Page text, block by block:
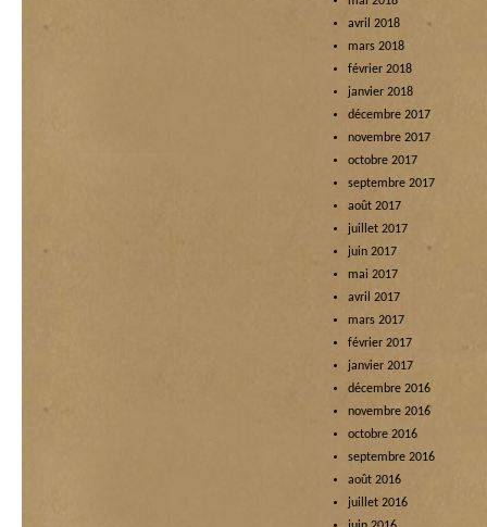
avril 2018
mars 2018
février 2018
janvier 2018
décembre 2017
novembre 2017
octobre 2017
septembre 2017
août 2017
juillet 2017
juin 2017
mai 2017
avril 2017
mars 2017
février 2017
janvier 2017
décembre 2016
novembre 2016
octobre 2016
septembre 2016
août 2016
juillet 2016